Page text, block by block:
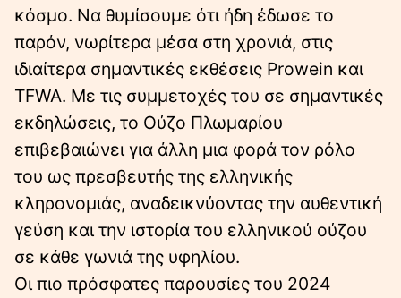
κόσμο. Να θυμίσουμε ότι ήδη έδωσε το
παρόν, νωρίτερα μέσα στη χρονιά, στις
ιδιαίτερα σημαντικές εκθέσεις Prowein και
TFWA. Με τις συμμετοχές του σε σημαντικές
εκδηλώσεις, το Ούζο Πλωμαρίου
επιβεβαιώνει για άλλη μια φορά τον ρόλο
του ως πρεσβευτής της ελληνικής
κληρονομιάς, αναδεικνύοντας την αυθεντική
γεύση και την ιστορία του ελληνικού ούζου
σε κάθε γωνιά της υφηλίου.
Οι πιο πρόσφατες παρουσίες του 2024